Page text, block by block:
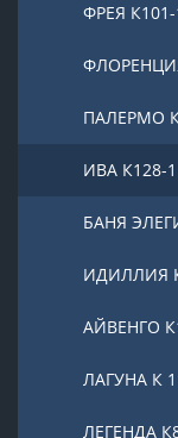
ФРЕЯ
ПАЛЕРМО
ИВА
БАНЯ
ИДИЛЛИЯ
АЙВЕНГО
ЛАГУНА К
ЛЕГЕНДА